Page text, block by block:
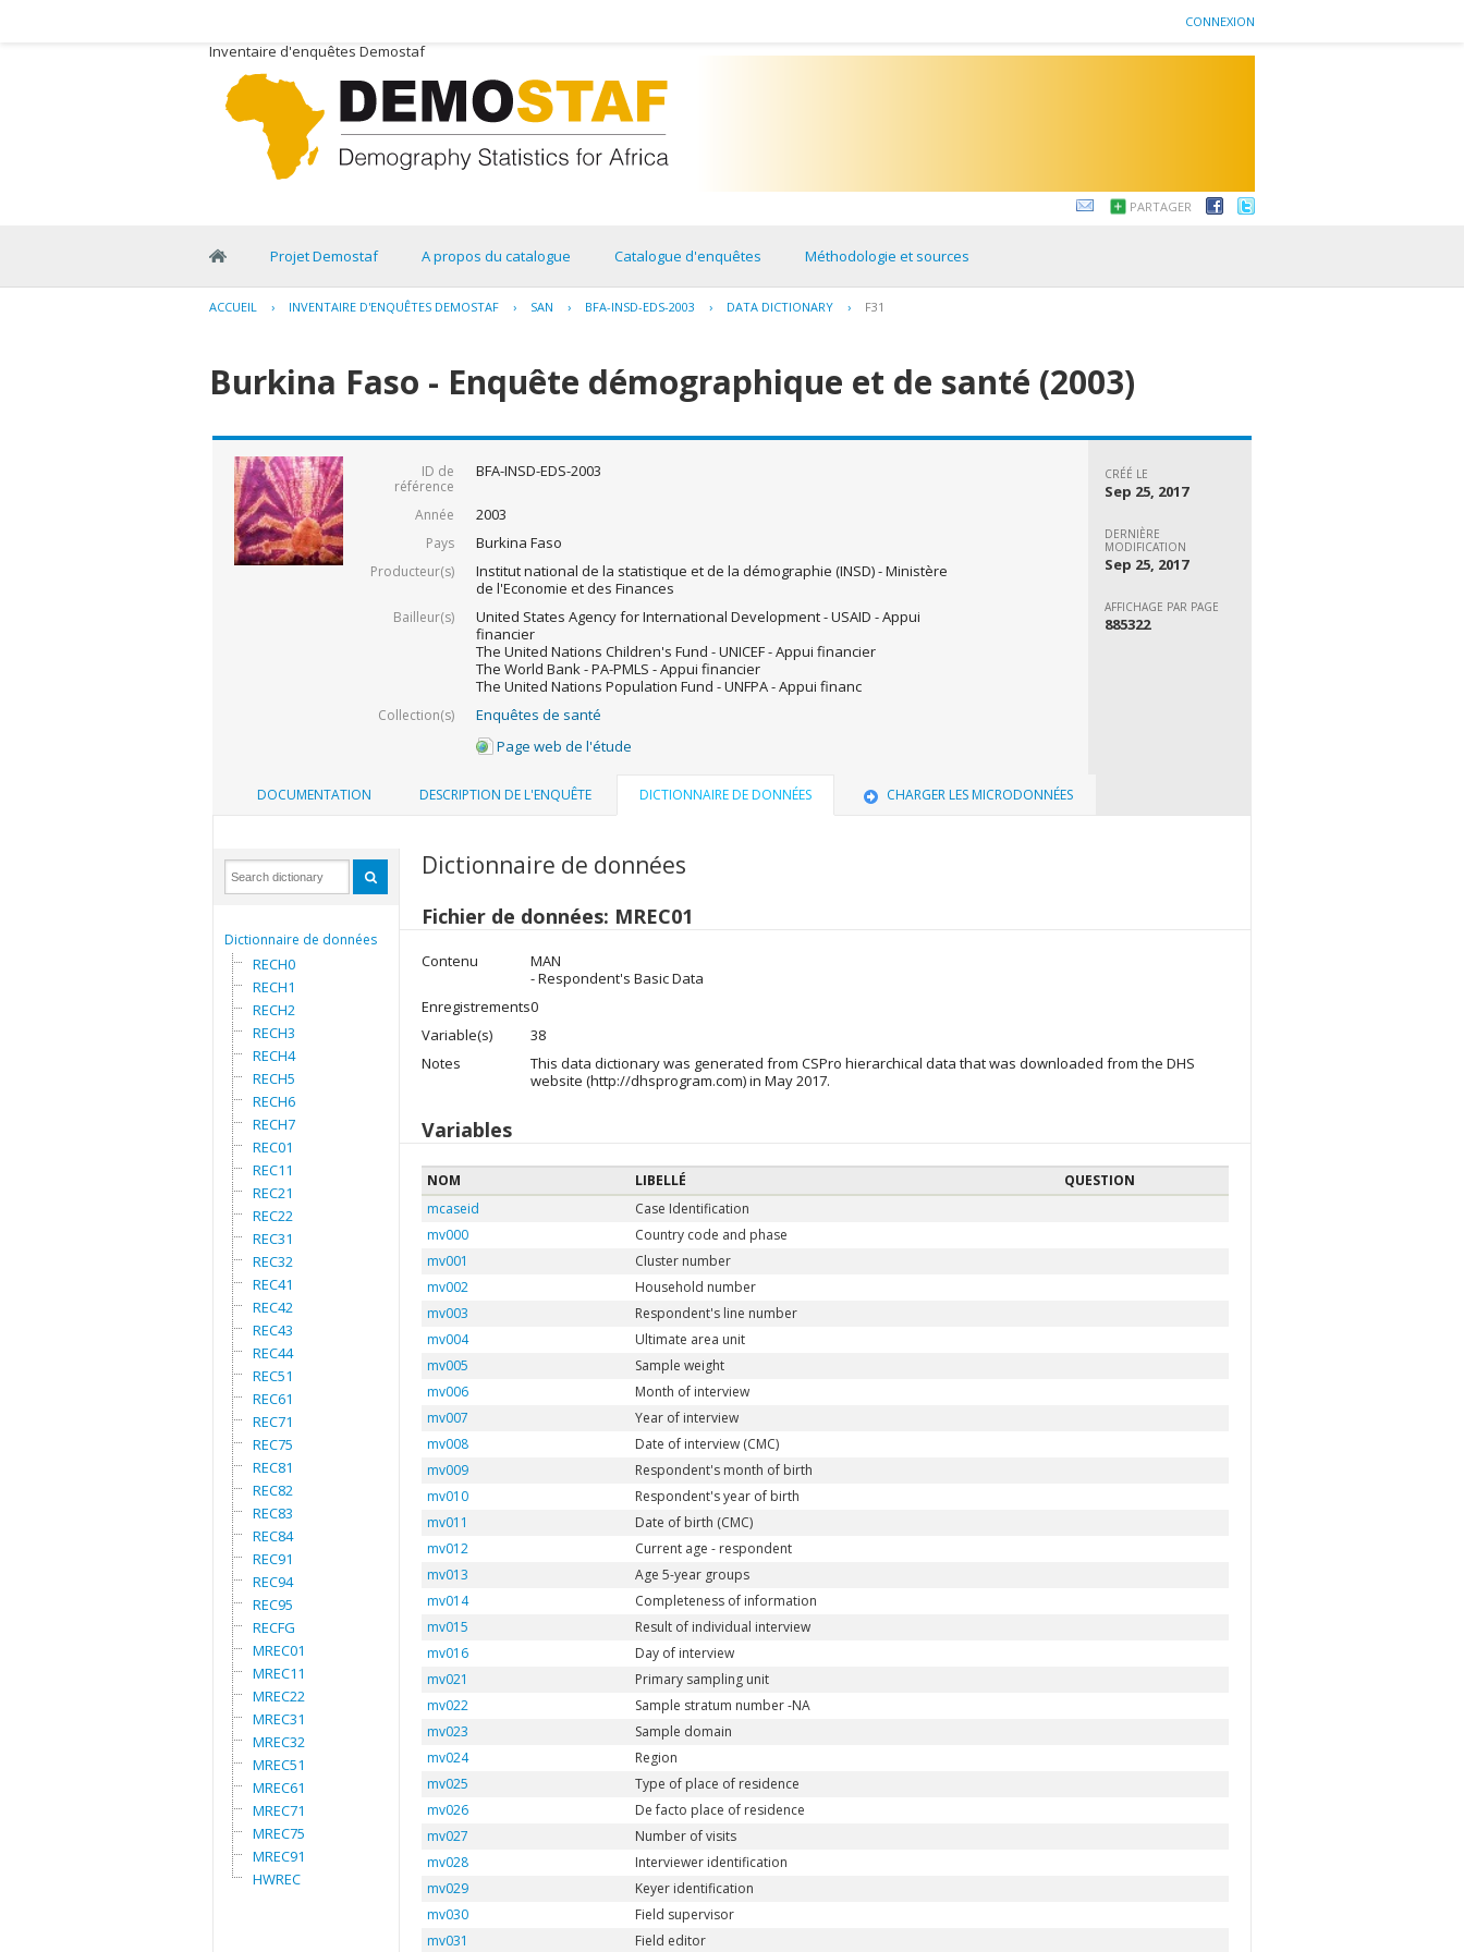
CONNEXION
Inventaire d'enquêtes Demostaf
PARTAGER
Projet Demostaf A propos du catalogue Catalogue d'enquêtes Méthodologie et sources
ACCUEIL › INVENTAIRE D'ENQUÊTES DEMOSTAF › SAN › BFA-INSD-EDS-2003 › DATA DICTIONARY › F31
Burkina Faso - Enquête démographique et de santé (2003)
ID de
référence
BFA-INSD-EDS-2003
Année 2003
Pays Burkina Faso
Producteur(s)
Institut national de la statistique et de la démographie (INSD) - Ministère
de l'Economie et des Finances
Bailleur(s)
United States Agency for International Development - USAID - Appui
financier
The United Nations Children's Fund - UNICEF - Appui financier
The World Bank - PA-PMLS - Appui financier
The United Nations Population Fund - UNFPA - Appui financ
Collection(s)
Enquêtes de santé
Page web de l'étude
CRÉÉ LE
Sep 25, 2017
DERNIÈRE
MODIFICATION
Sep 25, 2017
AFFICHAGE PAR PAGE
885322
DOCUMENTATION DESCRIPTION DE L'ENQUÊTE DICTIONNAIRE DE DONNÉES CHARGER LES MICRODONNÉES
Dictionnaire de données
RECH0
RECH1
RECH2
RECH3
RECH4
RECH5
RECH6
RECH7
REC01
REC11
REC21
REC22
REC31
REC32
REC41
REC42
REC43
REC44
REC51
REC61
REC71
REC75
REC81
REC82
REC83
REC84
REC91
REC94
REC95
RECFG
MREC01
MREC11
MREC22
MREC31
MREC32
MREC51
MREC61
MREC71
MREC75
MREC91
HWREC
Dictionnaire de données
Fichier de données: MREC01
Contenu
MAN
- Respondent's Basic Data
Enregistrements0
Variable(s)
38
Notes
This data dictionary was generated from CSPro hierarchical data that was downloaded from the DHS
website (http://dhsprogram.com) in May 2017.
Variables
NOM LIBELLÉ
QUESTION
mcaseid
Case Identification
mv000
Country code and phase
mv001
Cluster number
mv002
Household number
mv003
Respondent's line number
mv004
Ultimate area unit
mv005
Sample weight
mv006
Month of interview
mv007
Year of interview
mv008
Date of interview (CMC)
mv009
Respondent's month of birth
mv010
Respondent's year of birth
mv011
Date of birth (CMC)
mv012
Current age - respondent
mv013
Age 5-year groups
mv014
Completeness of information
mv015
Result of individual interview
mv016
Day of interview
mv021
Primary sampling unit
mv022
Sample stratum number -NA
mv023
Sample domain
mv024
Region
mv025
Type of place of residence
mv026
De facto place of residence
mv027
Number of visits
mv028
Interviewer identification
mv029
Keyer identification
mv030
Field supervisor
mv031
Field editor